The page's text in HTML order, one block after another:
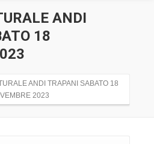
ANDI
18
ANDI TRAPANI SABATO 18
2023